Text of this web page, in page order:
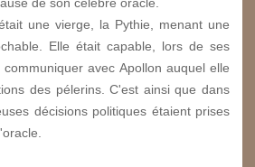
une vierge, la Pythie, menant une
Elle était capable, lors de ses
avec Apollon auquel elle
des pélerins. C'est ainsi que dans
décisions politiques étaient prises